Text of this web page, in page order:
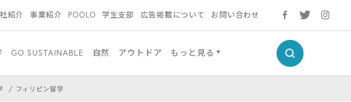
紹介 事業紹介 POOLO 学生支部 広告掲載について お問い合わせ
GO SUSTAINABLE 自然 アウトドア もっと見る
フィリピン留学